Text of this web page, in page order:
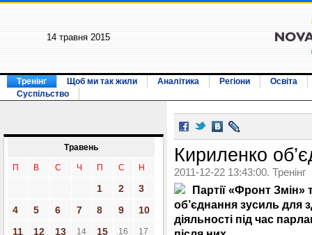
14 травня 2015
Тренінг Щоб ми так жили Аналітика Регіони
Освіта
Суспільство
Травень
П В С Ч П С Н
1 2
3
4
5 6 7 8 9
10
11
12 13 14 15 16 17
Кириленко
2011-12-22 13:43:00. Тренінг
Партії «Фронт
об’єднання зусиль для
діяльності під час